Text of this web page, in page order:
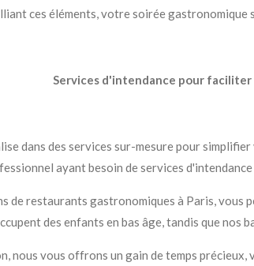
ces éléments, votre soirée gastronomique
Services d'intendance pour faciliter
dans des services sur-mesure pour
ayant besoin de services
de restaurants gastronomiques à Paris, vous
des enfants en bas âge, tandis que
nous vous offrons un gain de temps